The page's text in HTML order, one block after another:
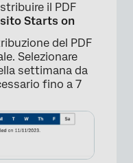
il PDF
sito Starts on
del PDF
Selezionare
settimana da
fino a 7